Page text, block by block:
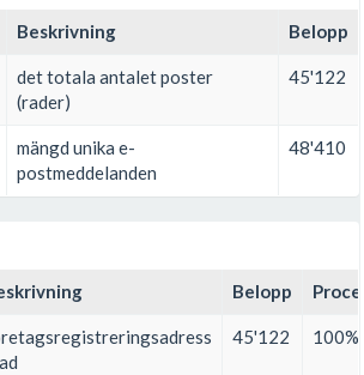
Beskrivning Belopp
det totala antalet poster
(rader)
45'122
mängd unika e-
postmeddelanden
48'410
Belopp
45'122 100%